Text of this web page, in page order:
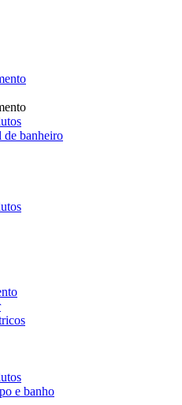
de banheiro
e banho